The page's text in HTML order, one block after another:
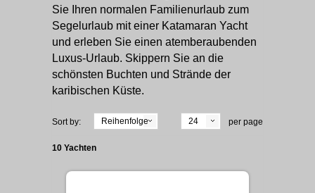
MARINAS
Sie Ihren normalen Familienurlaub zum
Segelurlaub mit einer Katamaran Yacht
und erleben Sie einen atemberaubenden
Luxus-Urlaub. Skippern Sie an die
schönsten Buchten und Strände der
karibischen Küste.
Sort by: Reihenfolge 24 per page
10 Yachten